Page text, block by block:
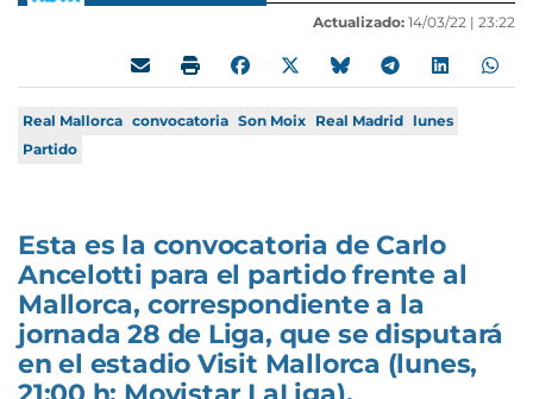
Actualizado: 14/03/22 | 23:22
Real Mallorca convocatoria Son Moix Real Madrid lunes
Partido
Esta es la convocatoria de Carlo
Ancelotti para el partido frente al
Mallorca, correspondiente a la
jornada 28 de Liga, que se disputará
en el estadio Visit Mallorca (lunes,